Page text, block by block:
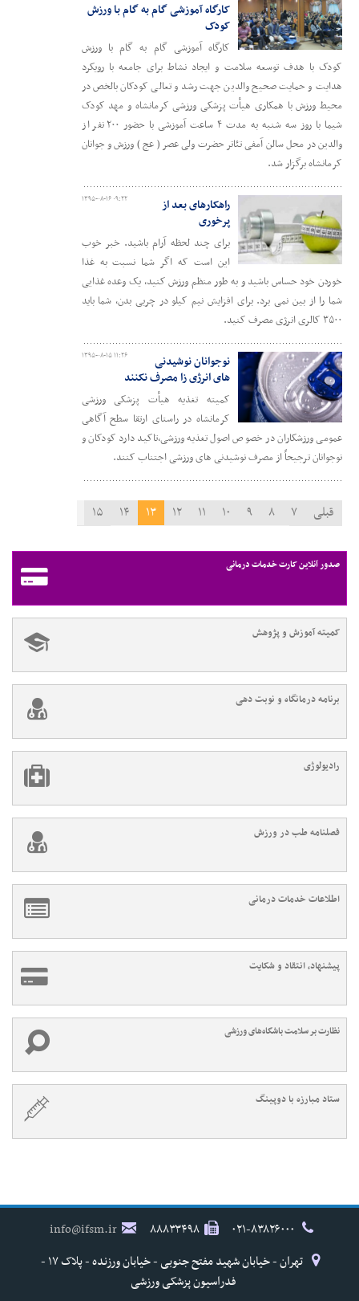
کارگاه آموزشی گام به گام با ورزش
کودک
کارگاه آموزشی گام به گام با ورزش
کودک با هدف توسعه سلامت و ایجاد نشاط برای جامعه با رویکرد
هدایت و حمایت صحیح والدین جهت رشد و تعالی کودکان بالخص در
محیط ورزش با همکاری هیأت پزشکی ورزشی کرمانشاه و مهد کودک
شیما با روز سه شنبه به مدت ۴ ساعت آموزشی با حضور ۲۰۰ نفر از
والدین در محل سالن آمفی تئاتر حضرت ولی عصر ( عج ) ورزش و جوانان
کرمانشاه برگزار شد.
۱۳۹۵-۰۸-۱۶ ۰۹:۲۲
راهکارهای بعد از
پرخوری
برای چند لحظه آرام باشید. خبر خوب
این است که اگر شما نسبت به غذا
خوردن خود حساس باشید و به طور منظم ورزش کنید، یک وعده غذایی
شما را از بین نمی برد. برای افزایش نیم کیلو در چربی بدن، شما باید
۳۵۰۰ کالری انرژی مصرف کنید.
۱۳۹۵-۰۸-۱۵ ۱۱:۲۶
نوجوانان نوشیدنی
های انرژی زا مصرف نکنند
کمیته تغذیه هیأت پزشکی ورزشی
کرمانشاه در راستای ارتقا سطح آگاهی
عمومی ورزشکاران در خصوص اصول تغذیه ورزشی،تاکید دارد کودکان و
نوجوانان ترجیحاً از مصرف نوشیدنی های ورزشی اجتناب کنند.
قبلی ۷ ۸ ۹ ۱۰ ۱۱ ۱۲ ۱۳ ۱۴
۱۵
صدور آنلاین کارت خدمات درمانی
کمیته آموزش و پژوهش
برنامه درمانگاه و نوبت دهی
رادیولوژی
فصلنامه طب در ورزش
اطلاعات خدمات درمانی
پیشنهاد، انتقاد و شکایت
نظارت بر سلامت باشگاه‌های ورزشی
ستاد مبارزه با دوپینگ
۸۸۸۳۳۴۹۸
info@ifsm.ir
تهران - خیابان شهید مفتح جنوبی - خیابان ورزنده - پلاک ۱۷ -
فدراسیون پزشکی ورزشی